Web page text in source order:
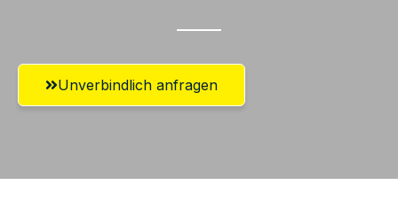
Unverbindlich anfragen